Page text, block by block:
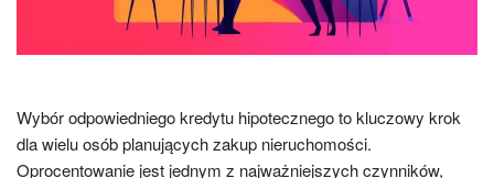
Wybór odpowiedniego kredytu hipotecznego to kluczowy krok
dla wielu osób planujących zakup nieruchomości.
Oprocentowanie jest jednym z najważniejszych czynników,